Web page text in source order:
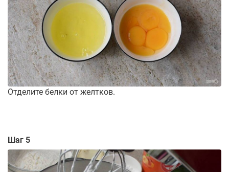
Отделите белки от желтков.
Шаг 5